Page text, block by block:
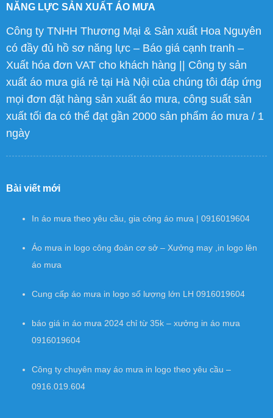
NĂNG LỰC SẢN XUẤT ÁO MƯA
Công ty TNHH Thương Mại & Sản xuất Hoa Nguyên
có đầy đủ hồ sơ năng lực – Báo giá cạnh tranh –
Xuất hóa đơn VAT cho khách hàng || Công ty sản
xuất áo mưa giá rẻ tại Hà Nội của chúng tôi đáp ứng
mọi đơn đặt hàng sản xuất áo mưa, công suất sản
xuất tối đa có thể đạt gần 2000 sản phẩm áo mưa / 1
ngày
Bài viết mới
In áo mưa theo yêu cầu, gia công áo mưa | 0916019604
Áo mưa in logo công đoàn cơ sở – Xưởng may ,in logo lên
áo mưa
Cung cấp áo mưa in logo số lượng lớn LH 0916019604
báo giá in áo mưa 2024 chỉ từ 35k – xưởng in áo mưa
0916019604
Công ty chuyên may áo mưa in logo theo yêu cầu –
0916.019.604